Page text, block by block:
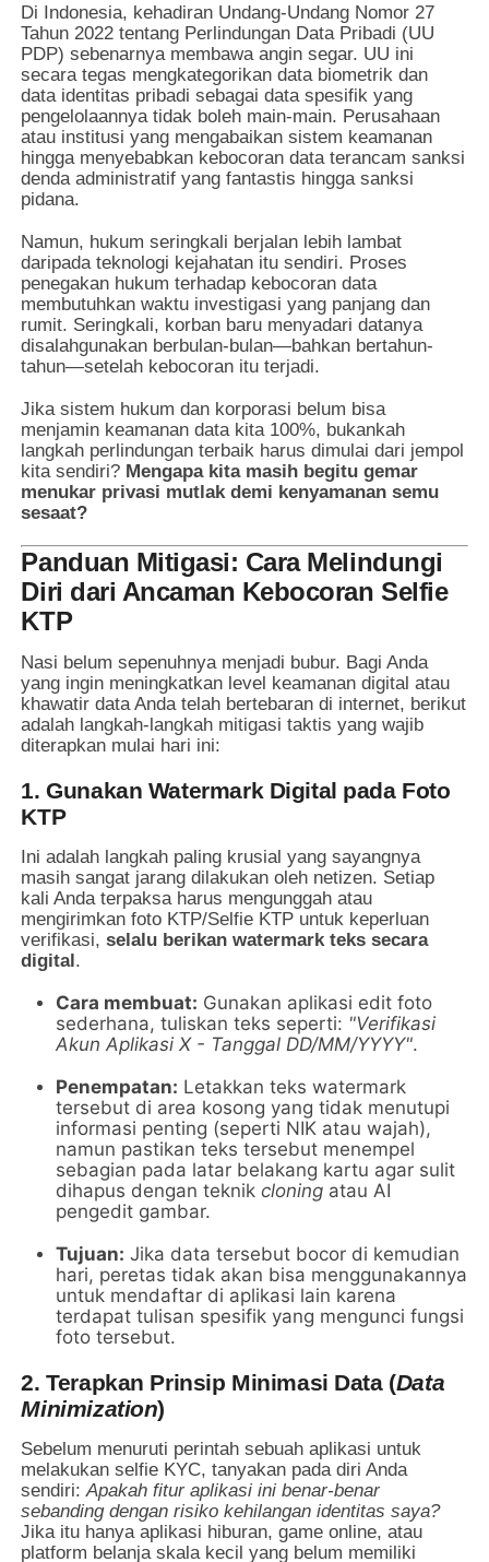
Di Indonesia, kehadiran Undang-Undang Nomor 27
Tahun 2022 tentang Perlindungan Data Pribadi (UU
PDP) sebenarnya membawa angin segar. UU ini
secara tegas mengkategorikan data biometrik dan
data identitas pribadi sebagai data spesifik yang
pengelolaannya tidak boleh main-main. Perusahaan
atau institusi yang mengabaikan sistem keamanan
hingga menyebabkan kebocoran data terancam sanksi
denda administratif yang fantastis hingga sanksi
pidana.
Namun, hukum seringkali berjalan lebih lambat
daripada teknologi kejahatan itu sendiri. Proses
penegakan hukum terhadap kebocoran data
membutuhkan waktu investigasi yang panjang dan
rumit. Seringkali, korban baru menyadari datanya
disalahgunakan berbulan-bulan—bahkan bertahun-
tahun—setelah kebocoran itu terjadi.
Jika sistem hukum dan korporasi belum bisa
menjamin keamanan data kita 100%, bukankah
langkah perlindungan terbaik harus dimulai dari jempol
kita sendiri? Mengapa kita masih begitu gemar
menukar privasi mutlak demi kenyamanan semu
sesaat?
Panduan Mitigasi: Cara Melindungi
Diri dari Ancaman Kebocoran Selfie
KTP
Nasi belum sepenuhnya menjadi bubur. Bagi Anda
yang ingin meningkatkan level keamanan digital atau
khawatir data Anda telah bertebaran di internet, berikut
adalah langkah-langkah mitigasi taktis yang wajib
diterapkan mulai hari ini:
1. Gunakan Watermark Digital pada Foto
KTP
Ini adalah langkah paling krusial yang sayangnya
masih sangat jarang dilakukan oleh netizen. Setiap
kali Anda terpaksa harus mengunggah atau
mengirimkan foto KTP/Selfie KTP untuk keperluan
verifikasi,selalu berikan watermark teks secara
digital.
Cara membuat: Gunakan aplikasi edit foto
sederhana, tuliskan teks seperti: "Verifikasi
Akun Aplikasi X - Tanggal DD/MM/YYYY".
Penempatan: Letakkan teks watermark
tersebut di area kosong yang tidak menutupi
informasi penting (seperti NIK atau wajah),
namun pastikan teks tersebut menempel
sebagian pada latar belakang kartu agar sulit
dihapus dengan teknikcloning atau AI
pengedit gambar.
Tujuan: Jika data tersebut bocor di kemudian
hari, peretas tidak akan bisa menggunakannya
untuk mendaftar di aplikasi lain karena
terdapat tulisan spesifik yang mengunci fungsi
foto tersebut.
2. Terapkan Prinsip Minimasi Data (Data
Minimization)
Sebelum menuruti perintah sebuah aplikasi untuk
melakukan selfie KYC, tanyakan pada diri Anda
sendiri:Apakah fitur aplikasi ini benar-benar
sebanding dengan risiko kehilangan identitas saya?
Jika itu hanya aplikasi hiburan, game online, atau
platform belanja skala kecil yang belum memiliki